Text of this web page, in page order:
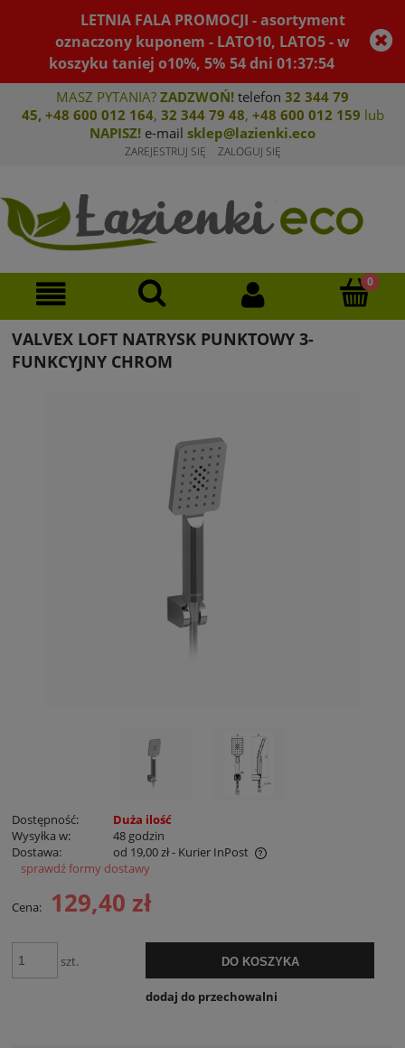
LETNIA FALA PROMOCJI - asortyment
oznaczony kuponem - LATO10, LATO5 - w
koszyku taniej o10%, 5% 54dni01:37:53
MASZ PYTANIA? ZADZWOŃ! telefon 32 344 79
45, +48 600 012 164, 32 344 79 48, +48 600 012 159 lub
NAPISZ! e-mail sklep@lazienki.eco
ZAREJESTRUJ SIĘ ZALOGUJ SIĘ
VALVEX LOFT NATRYSK PUNKTOWY 3-
FUNKCYJNY CHROM
Dostępność:
Duża ilość
Wysyłka w:
48 godzin
Dostawa:
od 19,00 zł- Kurier InPost
Cena nie zawiera ewentualnych kosztów płatności
sprawdź formy dostawy
Cena: 129,40 zł
szt. DO KOSZYKA
dodaj do przechowalni